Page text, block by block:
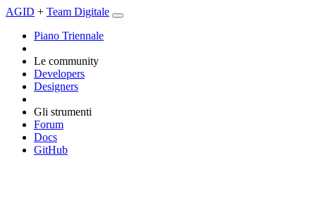
AGID + Team Digitale
Piano Triennale
Le community
Developers
Designers
Gli strumenti
Forum
Docs
GitHub